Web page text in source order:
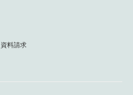
資料請求